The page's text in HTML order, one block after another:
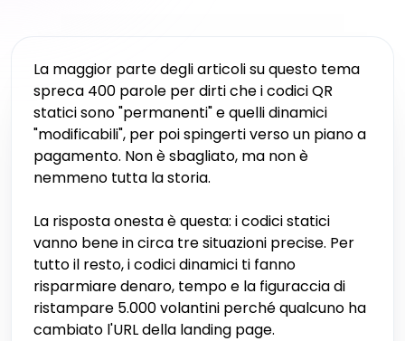
La maggior parte degli articoli su questo tema
spreca 400 parole per dirti che i codici QR
statici sono "permanenti" e quelli dinamici
"modificabili", per poi spingerti verso un piano a
pagamento. Non è sbagliato, ma non è
nemmeno tutta la storia.
La risposta onesta è questa: i codici statici
vanno bene in circa tre situazioni precise. Per
tutto il resto, i codici dinamici ti fanno
risparmiare denaro, tempo e la figuraccia di
ristampare 5.000 volantini perché qualcuno ha
cambiato l'URL della landing page.